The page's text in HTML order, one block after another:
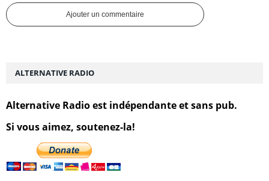
Ajouter un commentaire
ALTERNATIVE RADIO
Alternative Radio est indépendante et sans pub.
Si vous aimez, soutenez-la!